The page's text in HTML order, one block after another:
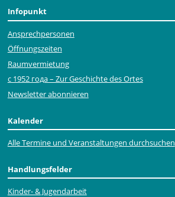
Infopunkt
Ansprechpersonen
Öffnungszeiten
Raumvermietung
с 1952 года – Zur Geschichte des Ortes
Newsletter abonnieren
Kalender
Alle Termine und Veranstaltungen durchsuchen
Handlungsfelder
Kinder- & Jugendarbeit